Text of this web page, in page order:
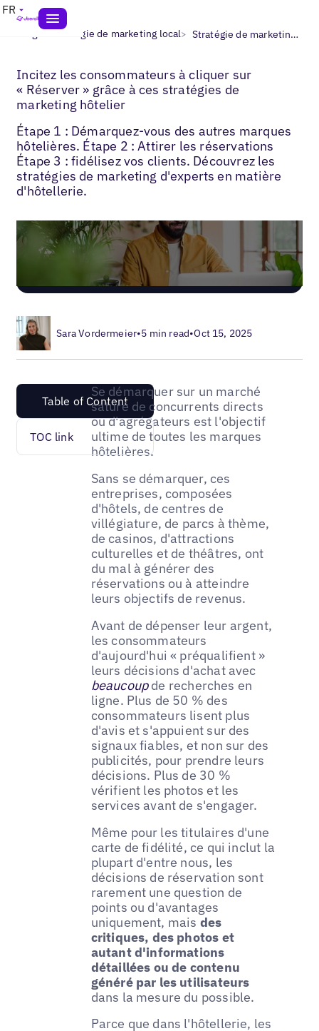
FR
Blogs> Stratégie de marketing local> Stratégie de marketing hôtelier
Incitez les consommateurs à cliquer sur
« Réserver » grâce à ces stratégies de
marketing hôtelier
Étape 1 : Démarquez-vous des autres marques
hôtelières. Étape 2 : Attirer les réservations
Étape 3 : fidélisez vos clients. Découvrez les
stratégies de marketing d'experts en matière
d'hôtellerie.
Sara Vordermeier•5 min read•Oct 15, 2025
Table of Content
TOC link
Se démarquer sur un marché
saturé de concurrents directs
ou d'agrégateurs est l'objectif
ultime de toutes les marques
hôtelières.
Sans se démarquer, ces
entreprises, composées
d'hôtels, de centres de
villégiature, de parcs à thème,
de casinos, d'attractions
culturelles et de théâtres, ont
du mal à générer des
réservations ou à atteindre
leurs objectifs de revenus.
Avant de dépenser leur argent,
les consommateurs
d'aujourd'hui « préqualifient »
leurs décisions d'achat avec
beaucoupde recherches en
ligne. Plus de 50 % des
consommateurs lisent plus
d'avis et s'appuient sur des
signaux fiables, et non sur des
publicités, pour prendre leurs
décisions. Plus de 30 %
vérifient les photos et les
services avant de s'engager.
Même pour les titulaires d'une
carte de fidélité, ce qui inclut la
plupart d'entre nous, les
décisions de réservation sont
rarement une question de
points ou d'avantages
uniquement, mais des
critiques, des photos et
autant d'informations
détaillées ou de contenu
généré par les utilisateurs
dans la mesure du possible.
Parce que dans l'hôtellerie, les